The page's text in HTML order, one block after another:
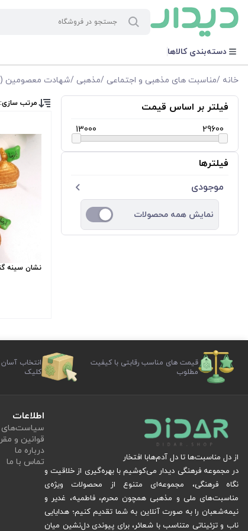
دسته‌بندی کالاها
خانه /مناسبت های مذهبی و اجتماعی /مذهبی /شهادت
فیلتر بر اساس قیمت
13000 29600
فیلترها
موجودی
نمایش همه محصولات
مرتب سازی:
نشان سینه
قیمت های مناسب رقابتی با کیفیت
مطلوب
انتخاب آسان
کلیک
از دل مناسبت‌ها تا دل آدم‌هابا افتخار
در مجموعه فرهنگی دیدار می‌کوشیم با بهره‌گیری از خلاقیت و
نگاه فرهنگی، مجموعه‌ای متنوع از محصولات ویژه‌ی
مناسبت‌های ملی و مذهبی همچون محرم، فاطمیه، غدیر و
نیمه‌شعبان را به صورت آنلاین به شما تقدیم کنیم؛ هدایایی
ناب و تزئیناتی متناسب با شعائر، برای پیوندی دل‌نشین میان
اطلاعات
سیاست‏‌های
قوانین و
درباره ما
تماس با ما